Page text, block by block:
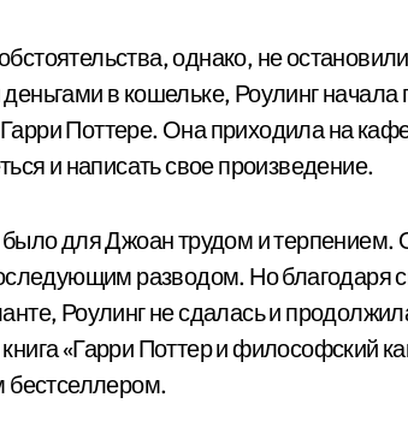
однако, не
в кошельке, Роулинг начала
Поттере. Она приходила на
и написать свое произведение.
для Джоан трудом и терпением.
разводом. Но благодаря
Роулинг не сдалась и
«Гарри Поттер и философский
бестселлером.